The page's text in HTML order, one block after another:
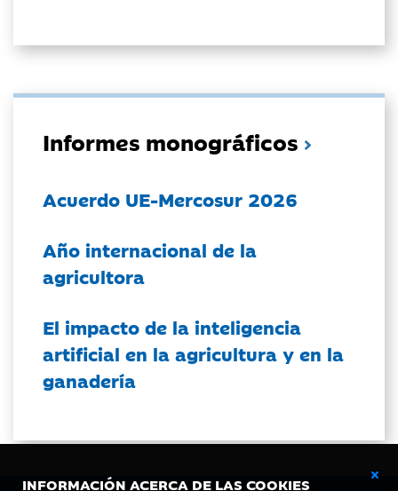
INFORMACIÓN ACERCA DE LAS COOKIES
Informes monográficos
Acuerdo UE-Mercosur 2026
Año internacional de la
agricultora
El impacto de la inteligencia
artificial en la agricultura y en la
ganadería